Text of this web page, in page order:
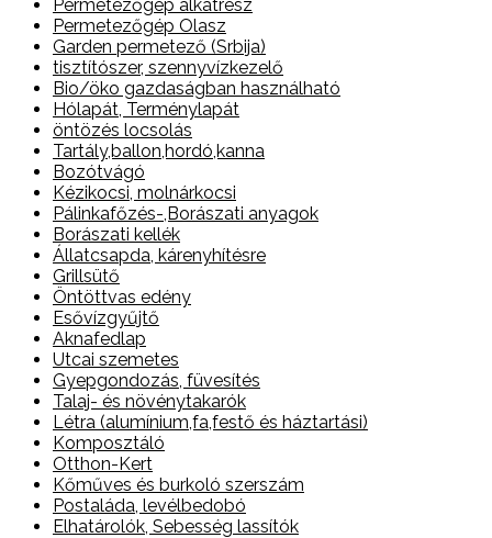
Permetezőgép alkatrész
Permetezőgép Olasz
Garden permetező (Srbija)
tisztítószer, szennyvízkezelő
Bio/öko gazdaságban használható
Hólapát, Terménylapát
öntözés locsolás
Tartály,ballon,hordó,kanna
Bozótvágó
Kézikocsi, molnárkocsi
Pálinkafőzés-,Borászati anyagok
Borászati kellék
Állatcsapda, kárenyhítésre
Grillsütő
Öntöttvas edény
Esővízgyűjtő
Aknafedlap
Utcai szemetes
Gyepgondozás, füvesítés
Talaj- és növénytakarók
Létra (alumínium,fa,festő és háztartási)
Komposztáló
Otthon-Kert
Kőműves és burkoló szerszám
Postaláda, levélbedobó
Elhatárolók, Sebesség lassítók